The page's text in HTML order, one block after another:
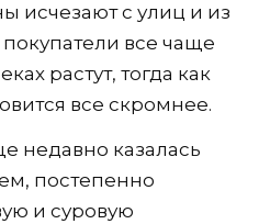
исчезают с улиц и из
все чаще
растут, тогда как
все скромнее.
недавно казалась
постепенно
и суровую